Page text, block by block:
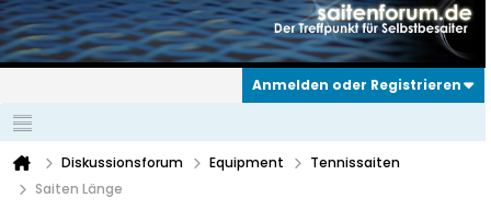
Anmelden oder Registrieren
Diskussionsforum Equipment
Tennissaiten
Saiten Länge